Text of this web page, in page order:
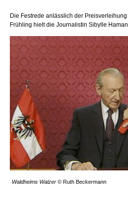
Die Festrede anlässlich der
Frühling hielt die Journalistin Sibylle
Waldheims Walzer © Ruth Beckermann